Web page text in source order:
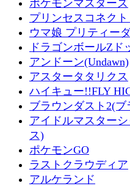
ポケモンマスターズ
プリンセスコネク
ウマ娘 プリティー
ドラゴンボールZド
アンドーン(Undawn)
アスタータタリクス
ハイキュー!!FLY
ブラウンダスト2(ブ
アイドルマスター
ス)
ポケモンGO
ラストクラウディア
アルケランド